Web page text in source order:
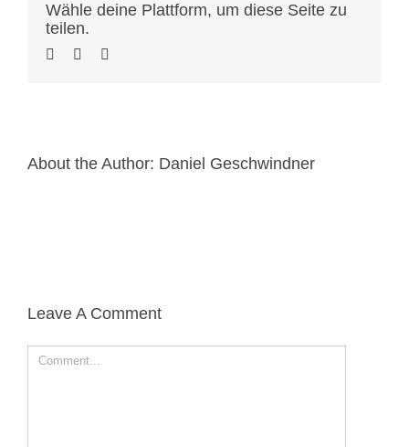
Wähle deine Plattform, um diese Seite zu
teilen.
About the Author: Daniel Geschwindner
Leave A Comment